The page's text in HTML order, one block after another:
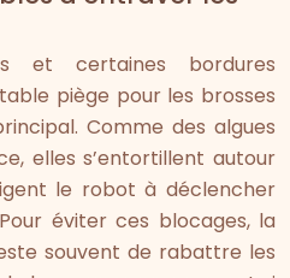
et certaines bordures
piège pour les brosses
Comme des algues
elles s’entortillent autour
le robot à déclencher
éviter ces blocages, la
souvent de rabattre les